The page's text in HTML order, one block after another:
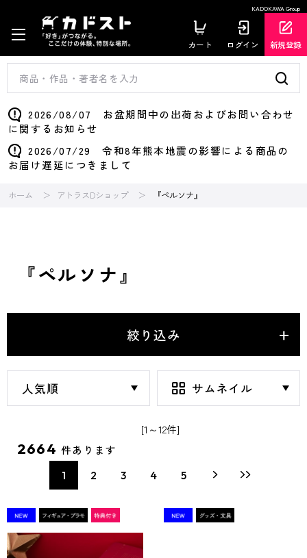
KADOKAWA Group
カート ログイン 新規登録
2026/08/07 お盆期間中の出荷およびお問い合わせ
に関するお知らせ
2026/07/29 令和8年熊本地震の影響による商品の
お届け遅延につきまして
ホーム アトラスDショップ 『ペルソナ』
『ペルソナ』
絞り込み
[1～12件]
2664 件あります
1 2 3 4 5